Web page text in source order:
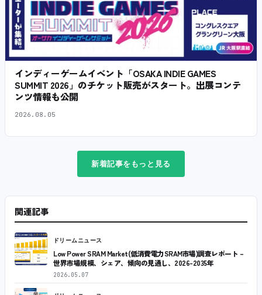
インディーゲームイベント「OSAKA INDIE GAMES
SUMMIT 2026」のチケット販売がスタート。出展コンテ
ンツ情報も公開
2026.08.05
新着記事をもっと見る
関連記事
ドリームニュース
Low Power SRAM Market(低消費電力SRAM市場)調査レポート –
世界市場規模、シェア、傾向の見通し、2026-2035年
2026.05.07